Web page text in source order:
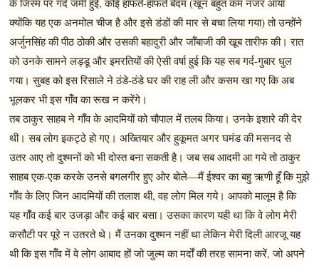
क्योंकि यह एक अनमोल चीज है और इसे डंडों की मार से बचा लिया गया) तो उन्होंने
अर्जुनसिंह की पीठ ठोकी और उसकी बहादुरी और जॉँबाजी की खूब तारीफ की। रात
को उनके सामने लड्डू और इमरतियों की ऐसी वर्षा हुई कि यह सब गर्द-गुबार धुल
गया। सुबह को इस रिसाले ने ठंडे-ठंडे घर की राह ली और कसम खा गए कि अब
भूलकर भी इस गॉँव का रूख न करेंगे।
तब ठाकुर साहब ने गॉँव के आदमियों को चौपाल में तलब किया। उनके इशारे की देर
थी। सब लोग इकट्ठे हो गए। अख्तियार और हुकूमत अगर घमंड की मसनद से
उतर आए तो दुश्मनों को भी दोस्त बना सकती है। जब सब आदमी आ गये तो ठाकुर
साहब एक-एक करके उनसे बगलगीर हुए ओर बोले—मैं ईश्वर का बहु ऋणी हूँ कि मुझे
गॉँव के लिए जिन आदमियों की तलाश थी, वह लोग मिल गये। आपको मालूम है कि
यह गॉँव कई बार उजड़ा और कई बार बसा। उसका कारण यही था कि वे लोग मेरी
कसौटी पर पूरे न उतरते थे। मैं उनका दुश्मन नहीं था लेकिन मेरी दिली आरजू यह
थी कि इस गॉँव में वे लोग आबाद हों जो जुल्म का मर्दों की तरह सामना करें, जो अपने